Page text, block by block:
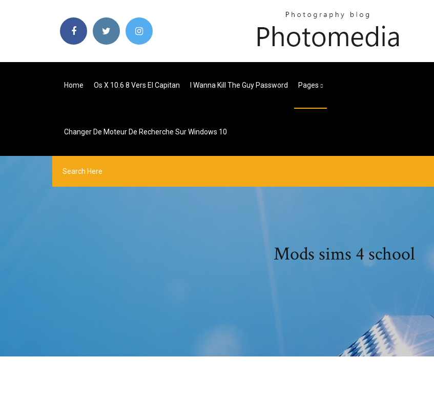
Home Os X 10.6 8 Vers El Capitan I Wanna Kill The Guy Password Pages
Changer De Moteur De Recherche Sur Windows 10
Mods sims 4 school